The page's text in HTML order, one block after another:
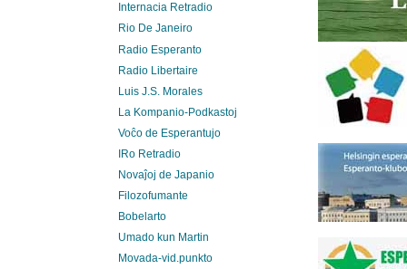
Internacia Retradio
Rio De Janeiro
Radio Esperanto
Radio Libertaire
Luis J.S. Morales
La Kompanio-Podkastoj
Voĉo de Esperantujo
IRo Retradio
Novaĵoj de Japanio
Filozofumante
Bobelarto
Umado kun Martin
Movada-vid.punkto